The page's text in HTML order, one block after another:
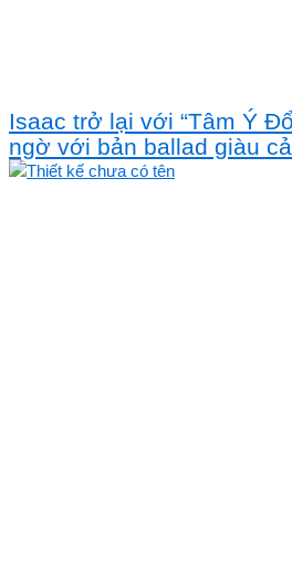
Isaac trở lại với “Tâm Ý
ngờ với bản ballad giàu